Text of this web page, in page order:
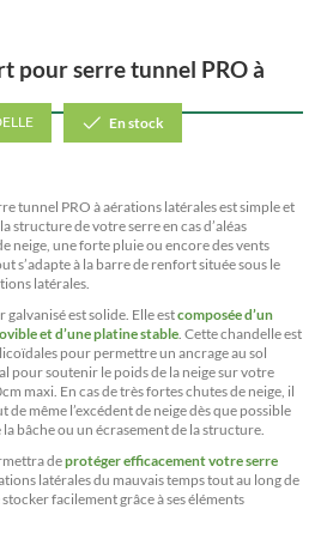
pour serre tunnel PRO à
tunnel PRO à aérations latérales est simple et
structure de votre serre en cas d’aléas
neige, une forte pluie ou encore des vents
s’adapte à la barre de renfort située sous le
latérales.
est solide. Elle estcomposée d’un
et d’une platine stable . Cette chandelle est
pour permettre un ancrage au sol
pour soutenir le poids de la neige sur votre
maxi. En cas de très fortes chutes de neige, il
même l’excédent de neige dès que possible
bâche ou un écrasement de la structure.
deprotéger efficacement votre serre
latérales du mauvais temps tout au long de
stocker facilement grâce à ses éléments
En stock